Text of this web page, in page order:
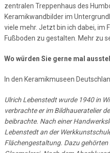
zentralen Treppenhaus des
Keramikwandbilder im
viele mehr. Jetzt bin ich dabei, im
Fußboden zu gestalten. Mehr zu
Wo würden Sie gerne mal
In den Keramikmuseen
Ulrich Lebenstedt wurde 1940 in
verbrachte er im Bildhaueratelier
beibrachte. Nach einer
Lebenstedt an der
Flächengestaltung. Dazu